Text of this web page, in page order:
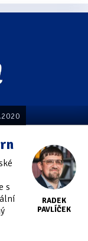
RADEK
PAVLÍČEK
s